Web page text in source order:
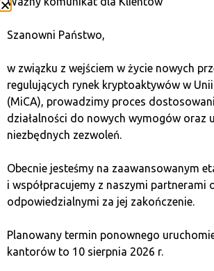
co pozwala śledzić i oznaczać
bitcoina.
Blockchain
Blockchain to zdecentralizowana,
na fałszerstwa księga cyfrowa
bezpieczne i przejrzyste transakcje
Szanowni Państwo,
w związku z wejściem w życie nowych
regulujących rynek kryptoaktywów w
(MiCA), prowadzimy proces
działalności do nowych wymogów oraz
niezbędnych zezwoleń.
Obecnie jesteśmy na zaawansowanym
i współpracujemy z naszymi partnerami
odpowiedzialnymi za jej zakończenie.
Planowany termin ponownego
kantorów to 10 sierpnia 2026 r.